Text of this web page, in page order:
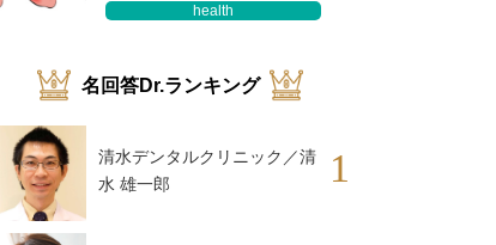
health
名回答Dr.ランキング
清水デンタルクリニック／清
水 雄一郎
1